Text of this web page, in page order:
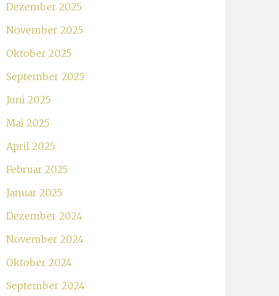
Dezember 2025
November 2025
Oktober 2025
September 2025
Juni 2025
Mai 2025
April 2025
Februar 2025
Januar 2025
Dezember 2024
November 2024
Oktober 2024
September 2024